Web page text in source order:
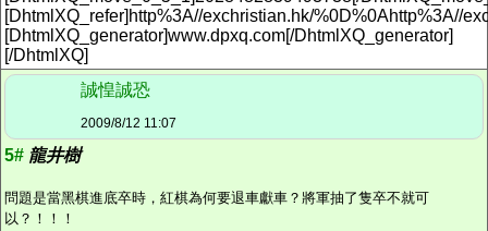
[DhtmlXQ_refer]http%3A//exchristian.hk/%0D%0Ahttp%3A//
[DhtmlXQ_generator]www.dpxq.com[/DhtmlXQ_generator]
[/DhtmlXQ]
誠惶誠恐
2009/8/12 11:07
5# 龍井樹
問題是當黑棋進底卒時，紅棋為何要退車獻車？將軍抽了隻卒不就可
以？！！！